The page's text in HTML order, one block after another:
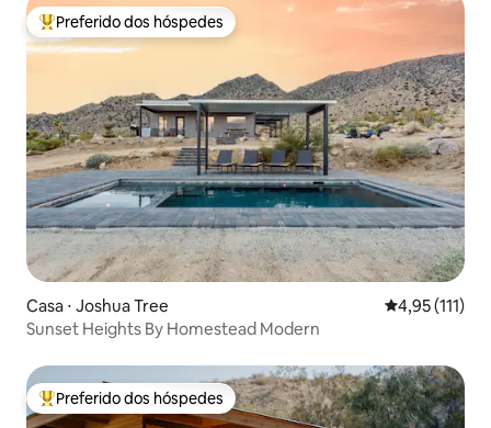
Entre os melhores preferidos dos hóspedes
Preferido dos hóspedes
Casa ⋅ Joshua Tree 4,95 de uma
4,95 (111)
Sunset Heights By Homestead Modern
Entre os melhores preferidos dos hóspedes
Preferido dos hóspedes